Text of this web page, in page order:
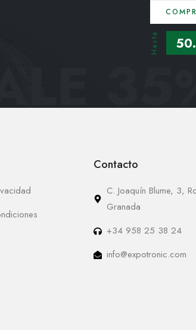
Hasta
35
Contacto
C. Joaquín Blume, 3,
Granada
+34 958 25 38 24
info@expotronic.com